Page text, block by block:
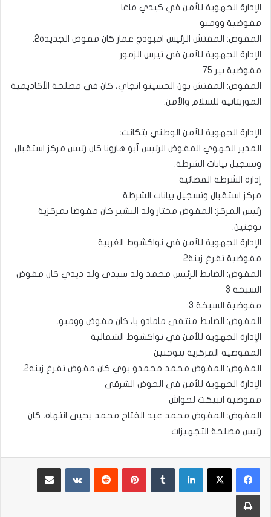
الإدارة الجهوية للأمن في كيدي ماغا
مفوضية وومبو
المفوض: المفتش الرئيس امبودج عمار كان مفوض الجديدة2.
الإدارة الجهوية للأمن في تيرس الزمور
مفوضية بير 75
المفوض: المفتش بون الحسينو انجاي، كان في مصلحة الأكاديمية
الموريتانية للسلام والأمن.
الإدارة الجهوية للأمن الوطني بتكانت:
المدير الجهوي المفوض الرئيس آبو هارونا كان رئيس مركز استقبال
وتسجيل بيانات الشرطة.
إدارة الشرطة القضائية
مركز استقبال وتسجيل بيانات الشرطة
رئيس المركز: المفوض مختار ولد البشير كان مفوضا بمركزية
توجنين.
الإدارة الجهوية للأمن في نواكشوط الغربية
مفوضية تفرغ زينة2
المفوض: الضابط الرئيس محمد ولد سيدي ولد ديدي كان مفوض
السبخة 3
مفوضية السبخة 3:
المفوض: الضابط منتقى مامادو با، كان مفوض وومبو.
الإدارة الجهوية للأمن في نواكشوط الشمالية
المفوضية المركزية بتوجنين
المفوض: المفوض محمد محمدو بوي كان مفوض تفرغ زينه2.
الإدارة الجهوية للأمن في الحوض الشرقي
مفوضية انبيكت لحواش
المفوض: المفوض محمد عبد الفتاح محمد يحيى انتهاه، كان
رئيس مصلحة التجهيزات
لينكدإن بينتيريست مشاركة عبر البريد
طباعة